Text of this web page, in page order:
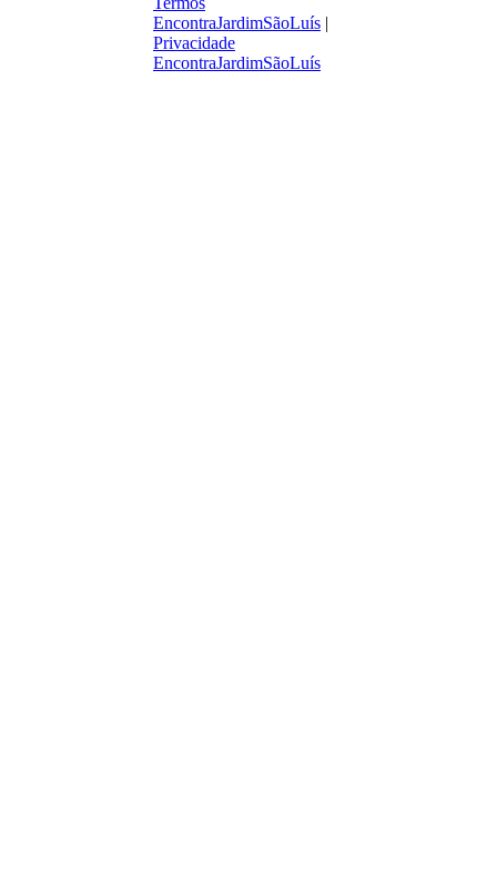
EncontraJardimSãoLuís |
Privacidade
EncontraJardimSãoLuís